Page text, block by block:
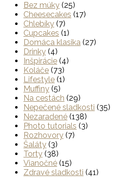
Bez múky (25)
Cheesecakes (17)
Chlebíky (7)
Cupcakes (1)
Domáca klasika (27)
Drinky (4)
Inšpirácie (4)
Koláče (73)
Lifestyle (1)
Muffiny (5)
Na cestách (29)
Nepečené sladkosti (35)
Nezaradené (138)
Photo tutorials (3)
Rozhovory (7)
Šaláty (3)
Torty (38)
Vianočné (15)
Zdravé sladkosti (41)